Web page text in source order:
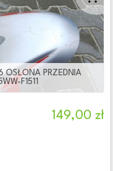
OSŁONA PRZEDNIA
F1511
149,00 zł